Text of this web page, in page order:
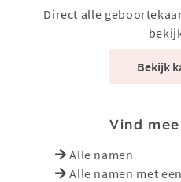
Direct alle
Bekijk
Vind
Alle namen
Alle namen met